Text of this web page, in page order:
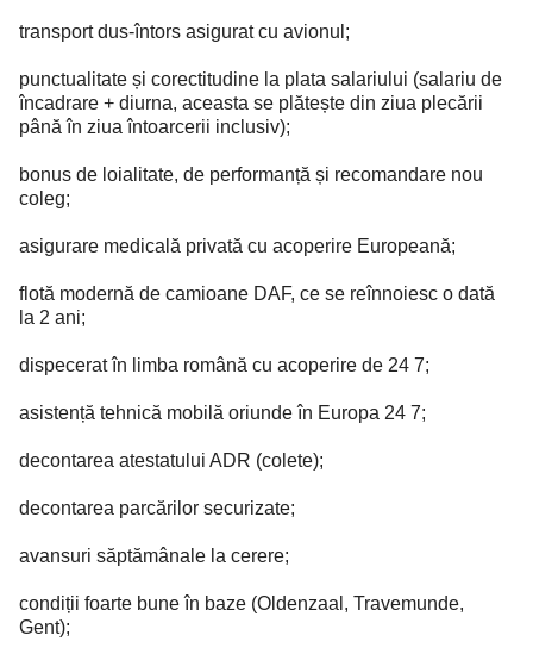
transport dus-întors asigurat cu avionul;
punctualitate și corectitudine la plata salariului (salariu de
încadrare + diurna, aceasta se plătește din ziua plecării
până în ziua întoarcerii inclusiv);
bonus de loialitate, de performanță și recomandare nou
coleg;
asigurare medicală privată cu acoperire Europeană;
flotă modernă de camioane DAF, ce se reînnoiesc o dată
la 2 ani;
dispecerat în limba română cu acoperire de 24 7;
asistență tehnică mobilă oriunde în Europa 24 7;
decontarea atestatului ADR (colete);
decontarea parcărilor securizate;
avansuri săptămânale la cerere;
condiții foarte bune în baze (Oldenzaal, Travemunde,
Gent);